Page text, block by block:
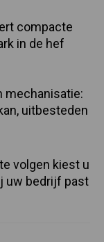
compacte
in de hef
mechanisatie:
uitbesteden
volgen kiest u
uw bedrijf past